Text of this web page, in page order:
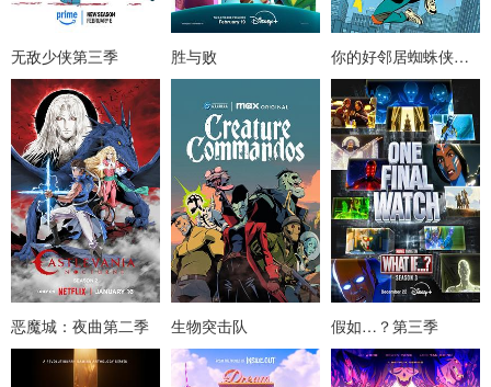
无敌少侠第三季 胜与败 你的好邻居蜘蛛侠第一季
恶魔城：夜曲第二季 生物突击队 假如…？第三季